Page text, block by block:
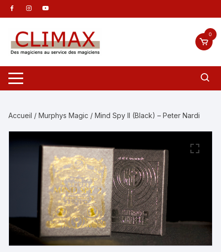
Aller
au
contenu
0
Accueil /Murphys Magic / Mind Spy II (Black) – Peter Nardi